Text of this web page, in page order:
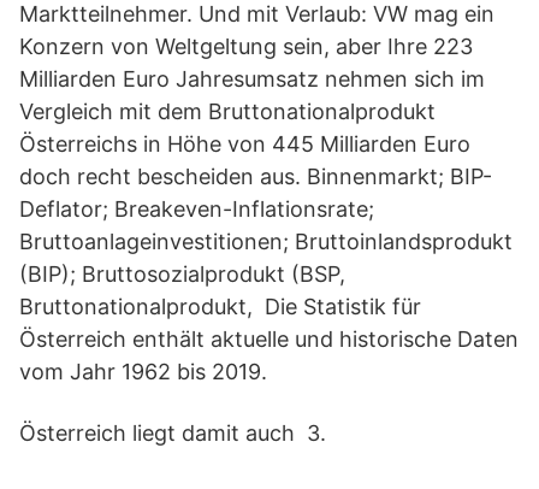
Marktteilnehmer. Und mit Verlaub: VW mag ein
Konzern von Weltgeltung sein, aber Ihre 223
Milliarden Euro Jahresumsatz nehmen sich im
Vergleich mit dem Bruttonationalprodukt
Österreichs in Höhe von 445 Milliarden Euro
doch recht bescheiden aus. Binnenmarkt; BIP-
Deflator; Breakeven-Inflationsrate;
Bruttoanlageinvestitionen; Bruttoinlandsprodukt
(BIP); Bruttosozialprodukt (BSP,
Bruttonationalprodukt, Die Statistik für
Österreich enthält aktuelle und historische Daten
vom Jahr 1962 bis 2019.
Österreich liegt damit auch 3.